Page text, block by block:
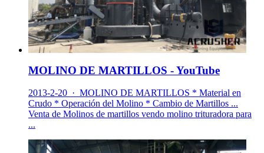
MOLINO DE MARTILLOS - YouTube
2013-2-20 · MOLINO DE MARTILLOS * Material en
Crudo * Operación del Molino * Cambio de Martillos ...
Venta de Molinos de martillos vendo molino trituradora para
...